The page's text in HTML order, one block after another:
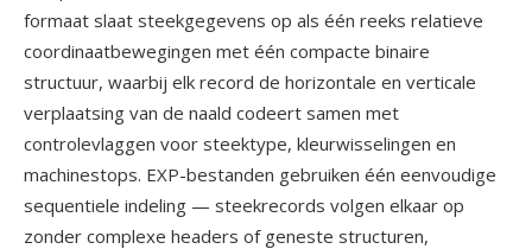
formaat slaat steekgegevens op als één reeks relatieve
coordinaatbewegingen met één compacte binaire
structuur, waarbij elk record de horizontale en verticale
verplaatsing van de naald codeert samen met
controlevlaggen voor steektype, kleurwisselingen en
machinestops. EXP-bestanden gebruiken één eenvoudige
sequentiele indeling — steekrecords volgen elkaar op
zonder complexe headers of geneste structuren,